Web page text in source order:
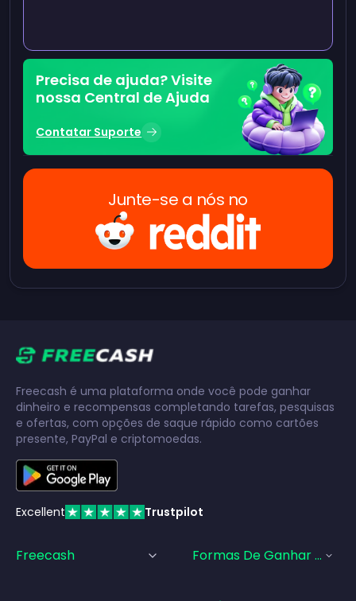
Precisa de ajuda? Visite
nossa Central de Ajuda
Contatar Suporte
Junte-se a nós no
Freecash é uma plataforma onde você pode ganhar
dinheiro e recompensas completando tarefas, pesquisas
e ofertas, com opções de saque rápido como cartões
presente, PayPal e criptomoedas.
Excellent Trustpilot
Freecash Formas De Ganhar